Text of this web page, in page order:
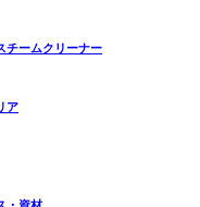
チームクリーナー
ア